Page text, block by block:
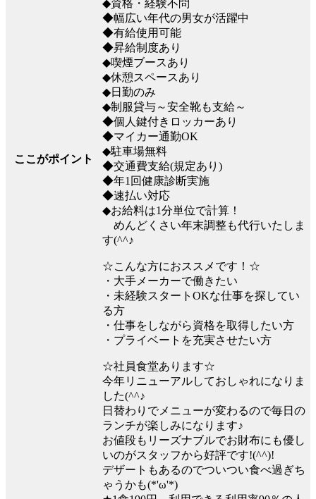
ここがポイント
◆資格・経験不問
◆幅広い年代の男女が活躍中
◆有給使用可能
◆昇給制度あり
◆喫煙ブースあり
◆休憩スペースあり
◆日勤のみ
◆制服貸与～安全靴も支給～
◆個人鍵付きロッカーあり
◆マイカー通勤OK
◆駐車場無料
◆交通費支給(規定あり)
◆年1回健康診断実施
◆速払い対応
◆お給料は1分単位で計算！
めんどくさい年末調整も代行いたしま
す(^^♪
☆こんな方におススメです！☆
・大手メーカーで働きたい
・未経験スタートOKな仕事を探してい
る方
・仕事をしながら資格を取得したい方
・プライベートを充実させたい方
☆社員食堂あります☆
今年リニューアルしておしゃれになりま
した(^^♪
日替わりでメニューが変わるので毎日の
ランチが楽しみになります♪
お値段もリーズナブルでお財布にも優し
いのがスタッフから好評です!(^^)!
デザートもあるのでついつい食べ過ぎち
ゃうかも(*'ω'*)